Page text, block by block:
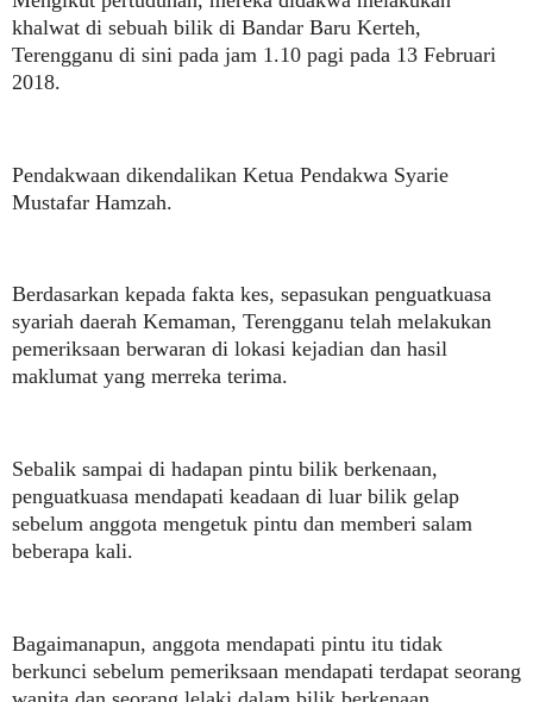
khalwat di sebuah bilik di Bandar Baru Kerteh,
Terengganu di sini pada jam 1.10 pagi pada 13 Februari
2018.
Pendakwaan dikendalikan Ketua Pendakwa Syarie
Mustafar Hamzah.
Berdasarkan kepada fakta kes, sepasukan penguatkuasa
syariah daerah Kemaman, Terengganu telah melakukan
pemeriksaan berwaran di lokasi kejadian dan hasil
maklumat yang merreka terima.
Sebalik sampai di hadapan pintu bilik berkenaan,
penguatkuasa mendapati keadaan di luar bilik gelap
sebelum anggota mengetuk pintu dan memberi salam
beberapa kali.
Bagaimanapun, anggota mendapati pintu itu tidak
berkunci sebelum pemeriksaan mendapati terdapat seorang